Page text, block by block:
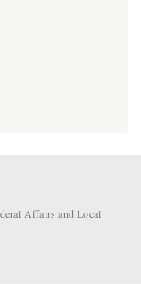
Affairs and Local